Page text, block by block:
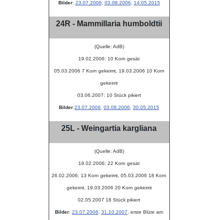
Bilder: 23.07.2006 03.08.2006 14.05.2015
24R - Mammillaria humboldtii
(Quelle: AdB)
19.02.2006: 10 Korn gesät
05.03.2006 7 Korn gekeimt, 19.03.2006 10 Korn
gekeimt
03.06.2007: 10 Stück pikiert
Bilder:23.07.2006 03.08.2006 30.05.2015
25L - Weingartia kargliana
(Quelle: AdB)
19.02.2006: 22 Korn gesät
26.02.2006: 13 Korn gekeimt, 05.03.2006 18 Korn
gekeimt, 19.03.2006 20 Korn gekeimt
02.05.2007 18 Stück pikiert
Bilder: 23.07.2006 31.10.2007 , erste Blüte am